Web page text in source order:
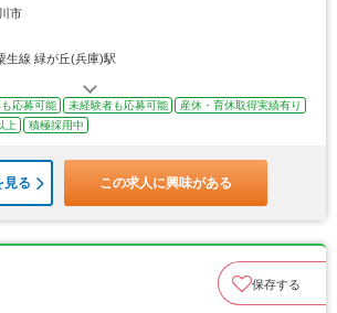
市
生線 緑が丘(兵庫)駅
応募可能 未経験者も応募可能
産休・育休取得実績有り
上 積極採用中
見る この求人に興味がある
保存する